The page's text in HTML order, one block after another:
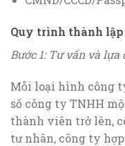
Quy trình thành
Bước 1: Tư vấn và
Mỗi loại hình công
số công ty TNHH
thành viên trở lên,
tư nhân, công ty